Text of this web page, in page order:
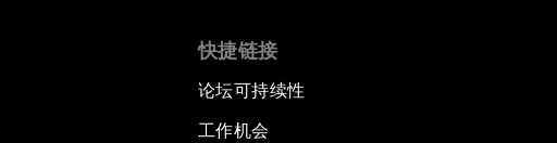
快捷链接
论坛可持续性
工作机会